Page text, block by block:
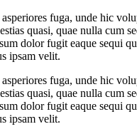
fuga, unde hic
quasi, quae nulla cum
dolor fugit eaque sequi
ipsam velit.
fuga, unde hic
quasi, quae nulla cum
dolor fugit eaque sequi
ipsam velit.